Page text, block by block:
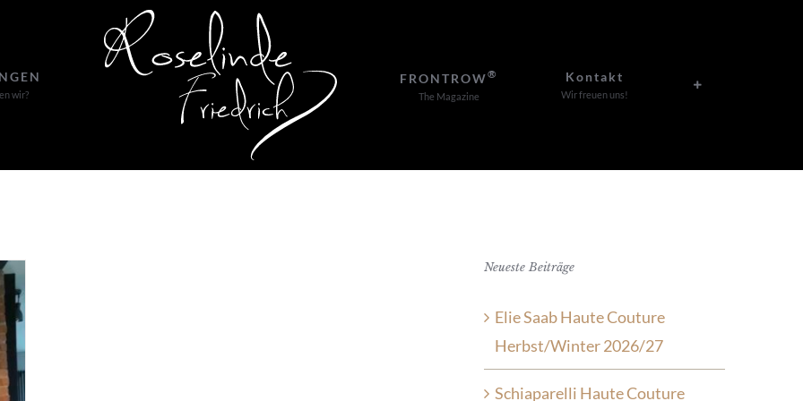
wir?
FRONTROW®
The Magazine
Kontakt
Wir freuen uns!
Neueste Beiträge
Elie Saab Haute Couture
Herbst/Winter 2026/27
Schiaparelli Haute Couture